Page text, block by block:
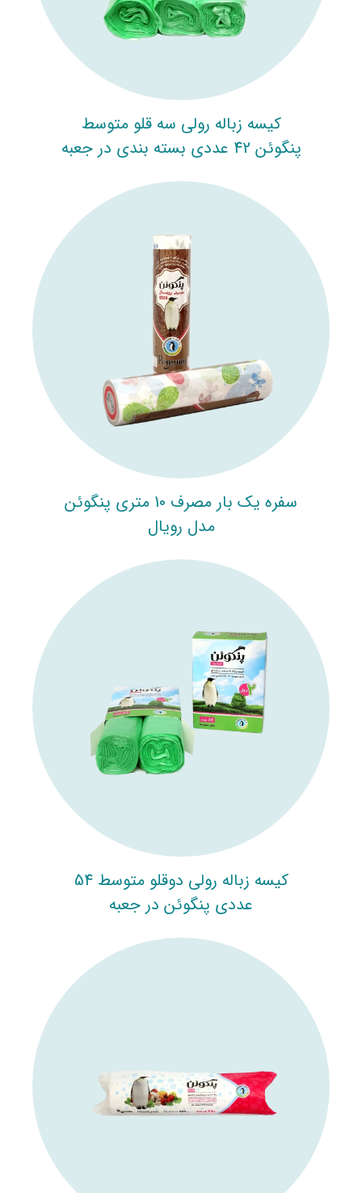
کیسه زباله رولی سه قلو متوسط
پنگوئن 42 عددی بسته بندی در جعبه
سفره یک بار مصرف 10 متری پنگوئن
مدل رویال
کیسه زباله رولی دوقلو متوسط 54
عددی پنگوئن در جعبه